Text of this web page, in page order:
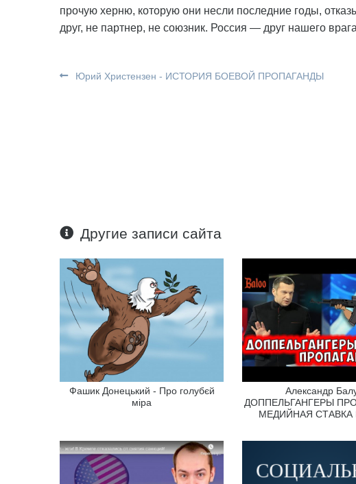
прочую херню, которую они несли последние годы,
друг, не партнер, не союзник. Россия — друг нашего
Юрий Христензен - ИСТОРИЯ БОЕВОЙ ПРОПАГАНДЫ
Другие записи сайта
Фашик Донецький - Про голубєй
міра
Александр
ДОППЕЛЬГАНГЕРЫ
МЕДИЙНАЯ